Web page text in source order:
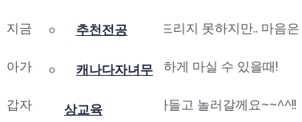
추천전공
캐나다자녀무
상교육
지금은 예전만큼 자주 연락 드리지 못하지만.. 마음
아가 태어나고, 술한잔 맘 편하게 마실 수 있을때!
갑자기 뿅~하고 와인 한병 사들고 놀러갈께요~~^^!!